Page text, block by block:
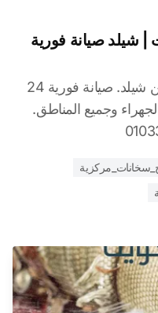
| شيلد صيانة فورية
تصليح سخانات مركزية الكويت من شيلد. صيانة فورية 24
وجميع المناطق.